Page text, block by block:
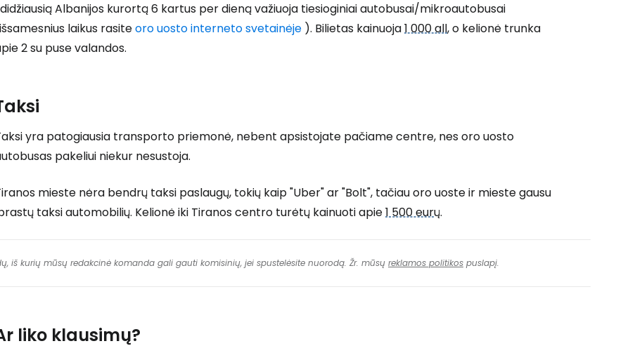
Albanijos kurortą 6 kartus per dieną važiuoja tiesioginiai autobusai/mikroautobusai
laikus rasiteoro uosto interneto svetainėje ). Bilietas kainuoja1 000 all, o kelionė trunka
2 su puse valandos.
yra patogiausia transporto priemonė, nebent apsistojate pačiame centre, nes oro uosto
pakeliui niekur nesustoja.
mieste nėra bendrų taksi paslaugų, tokių kaip "Uber" ar "Bolt", tačiau oro uoste ir mieste gausu
taksi automobilių. Kelionė iki Tiranos centro turėtų kainuoti apie1 500 eurų.
iš kurių mūsų redakcinė komanda gali gauti komisinių, jei spustelėsite nuorodą. Žr. mūsų reklamos politikos puslapį.
liko klausimų?